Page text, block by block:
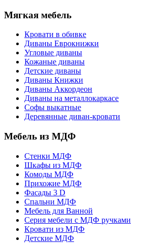
Мягкая мебель
Кровати в обивке
Диваны Еврокнижки
Угловые диваны
Кожаные диваны
Детские диваны
Диваны Книжки
Диваны Аккордеон
Диваны на металлокаркасе
Софы выкатные
Деревянные диван-кровати
Мебель из МДФ
Стенки МДФ
Шкафы из МДФ
Комоды МДФ
Прихожие МДФ
Фасады 3 D
Спальни МДФ
Мебель для Ванной
Серия мебели с МДФ ручками
Кровати из МДФ
Детские МДФ